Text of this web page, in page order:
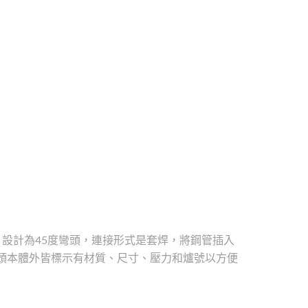
計為45度彎頭，連接形式是套焊，將鋼管插入
體外皆標示有材質、尺寸、壓力和爐號以方便